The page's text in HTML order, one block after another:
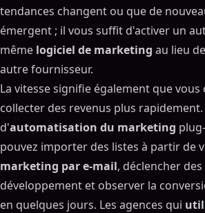
tendances changent ou que de
émergent ; il vous suffit d'activer un
même logiciel de marketing au lieu
autre fournisseur.
La vitesse signifie également que vous
collecter des revenus plus
d'automatisation du marketing
pouvez importer des listes à partir de
marketing par e-mail, déclencher
développement et observer la
en quelques jours. Les agences qui